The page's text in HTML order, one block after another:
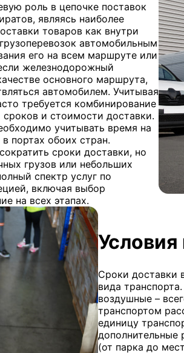
роль в цепочке поставок
являясь наиболее
товаров как внутри
автомобильным
его на всем маршруте или
железнодорожный
основного маршрута,
автомобилем. Учитывая
требуется комбинирование
и стоимости доставки.
учитывать время на
портах обоих стран.
сроки доставки, но
грузов или небольших
спектр услуг по
включая выбор
на всех этапах.
Сроки доставки
вида
воздушные –
транспортом
единицу
дополнительные
(от парка до